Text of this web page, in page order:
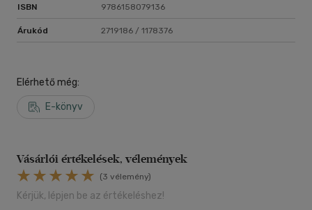
ISBN 9786158079136
Árukód 2719186 / 1178376
Elérhető még:
E-könyv
Vásárlói értékelések, vélemények
(3 vélemény)
Kérjük, lépjen be az értékeléshez!